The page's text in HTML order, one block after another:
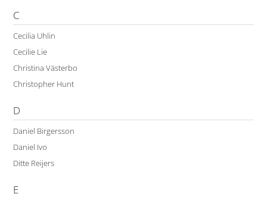
C
Cecilia Uhlin
Cecilie Lie
Christina Västerbo
Christopher Hunt
D
Daniel Birgersson
Daniel Ivo
Ditte Reijers
E